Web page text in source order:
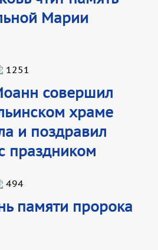
Марии
1251
совершил
храме
и поздравил
праздником
494
памяти пророка